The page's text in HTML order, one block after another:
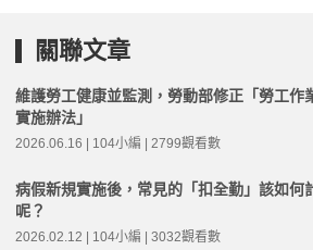
關聯文章
維護勞工健康並監測，勞動部修正「勞工作
實施辦法」
2026.06.16 | 104小編 | 2799觀看數
病假新規實施後，常見的「扣全勤」該如何
呢？
2026.02.12 | 104小編 | 3032觀看數